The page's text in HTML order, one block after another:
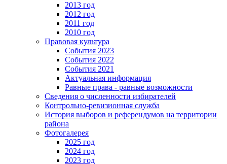
2013 год
2012 год
2011 год
2010 год
Правовая культура
События 2023
События 2022
События 2021
Актуальная информация
Равные права - равные возможности
Сведения о численности избирателей
Контрольно-ревизионная служба
История выборов и референдумов на территории
района
Фотогалерея
2025 год
2024 год
2023 год